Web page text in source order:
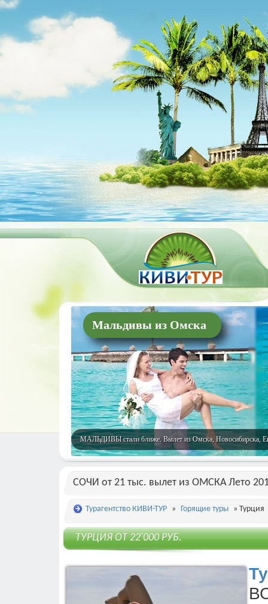
Мальдивы из Омска
МАЛЬДИВЫ стали ближе. Вылет из Омска, Новосибирска,
СОЧИ от 21 тыс. вылет из ОМСКА Лето
Турагентство КИВИ-ТУР » Горящие туры » Турция
ТУРЦИЯ ОТ 22'000 РУБ.